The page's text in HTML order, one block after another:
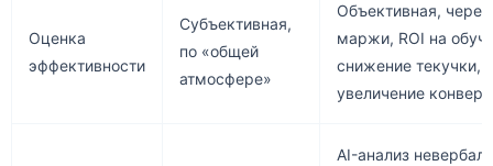
Оценка
эффективности
Субъективная,
по «общей
атмосфере»
Объективная, через
маржи, ROI на
снижение текучки,
увеличение
AI-анализ